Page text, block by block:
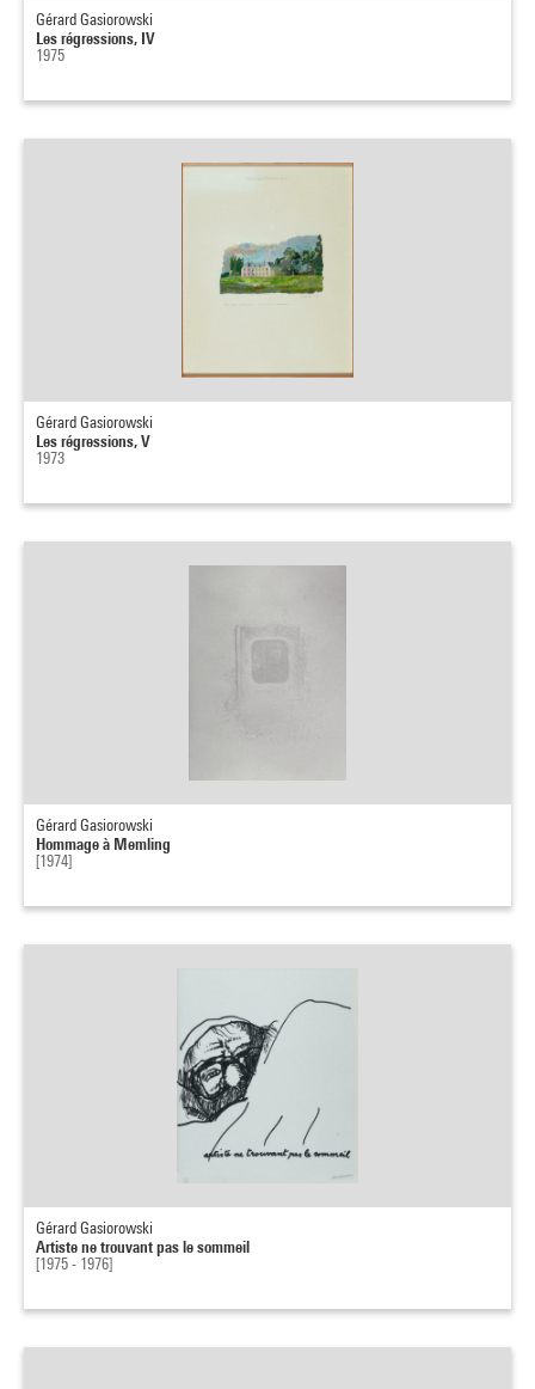
Gérard Gasiorowski
Les régressions, IV
1975
Gérard Gasiorowski
Les régressions, V
1973
Gérard Gasiorowski
Hommage à Memling
[1974]
Gérard Gasiorowski
Artiste ne trouvant pas le sommeil
[1975 - 1976]